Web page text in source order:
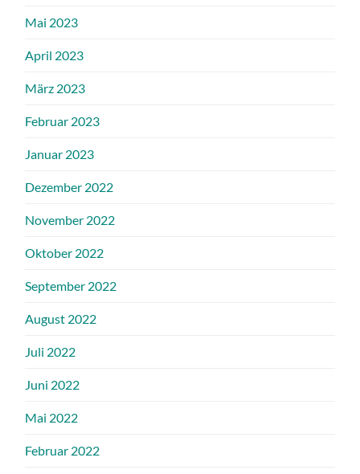
Mai 2023
April 2023
März 2023
Februar 2023
Januar 2023
Dezember 2022
November 2022
Oktober 2022
September 2022
August 2022
Juli 2022
Juni 2022
Mai 2022
Februar 2022